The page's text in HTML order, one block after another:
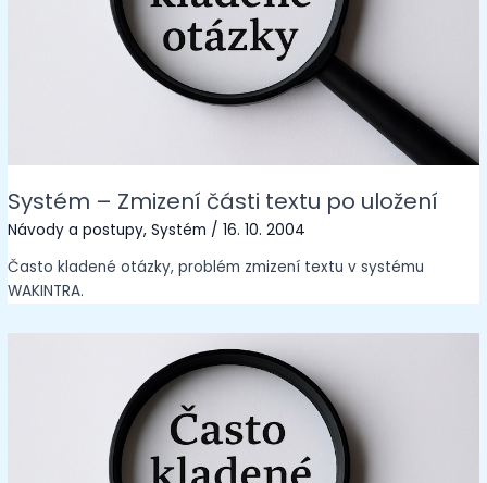
Systém – Zmizení části textu po uložení
Návody a postupy,Systém /16. 10. 2004
Často kladené otázky, problém zmizení textu v systému
WAKINTRA.